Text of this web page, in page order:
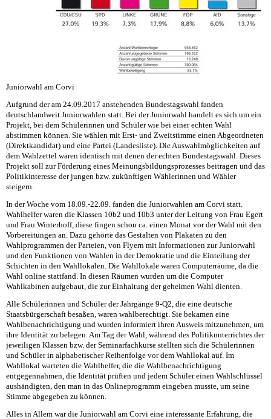
Juniorwahl am Corvi
Aufgrund der am 24.09.2017 anstehenden Bundestagswahl fanden
deutschlandweit Juniorwahlen statt. Bei der Juniorwahl handelt es sich um ein
Projekt, bei dem Schülerinnen und Schüler wie bei einer echten Wahl
abstimmen können. Sie wählen mit Erst- und Zweitstimme einen Abgeordneten
(Direktkandidat) und eine Partei (Landesliste). Die Auswahlmöglichkeiten auf
dem Wahlzettel waren identisch mit denen der echten Bundestagswahl. Dieses
Projekt soll zur Förderung eines Meinungsbildungsprozesses beitragen und das
Politikinteresse der jungen bzw. zukünftigen Wählerinnen und Wähler
steigern.
In der Woche vom 18.09.-22.09. fanden die Juniorwahlen am Corvi statt.
Wahlhelfer waren die Klassen 10b2 und 10b3 unter der Leitung von Frau Egert
und Frau Winterhoff, diese fingen schon ca. einen Monat vor der Wahl mit den
Vorbereitungen an. Dazu gehörte das Gestalten von Plakaten zu den
Wahlprogrammen der Parteien, von Flyern mit Informationen zur Juniorwahl
und den Funktionen von Wahlen in der Demokratie und die Einteilung der
Schichten in den Wahllokalen. Die Wahllokale waren Computerräume, da die
Wahl online stattfand. In diesen Räumen wurden um die Computer
Wahlkabinen aufgebaut, die zur Einhaltung der geheimen Wahl dienten.
Alle Schülerinnen und Schüler der Jahrgänge 9-Q2, die eine deutsche
Staatsbürgerschaft besaßen, waren wahlberechtigt. Sie bekamen eine
Wahlbenachrichtigung und wurden informiert ihren Ausweis mitzunehmen, um
ihre Identität zu belegen. Am Tag der Wahl, während des Politikunterrichtes der
jeweiligen Klassen bzw. der Seminarfachkurse stellten sich die Schülerinnen
und Schüler in alphabetischer Reihenfolge vor dem Wahllokal auf. Im
Wahllokal warteten die Wahlhelfer, die die Wahlbenachrichtigung
entgegennahmen, die Identität prüften und jedem Schüler einen Wahlschlüssel
aushändigten, den man in das Onlineprogramm eingeben musste, um seine
Stimme abgegeben zu können.
Alles in Allem war die Juniorwahl am Corvi eine interessante Erfahrung, die